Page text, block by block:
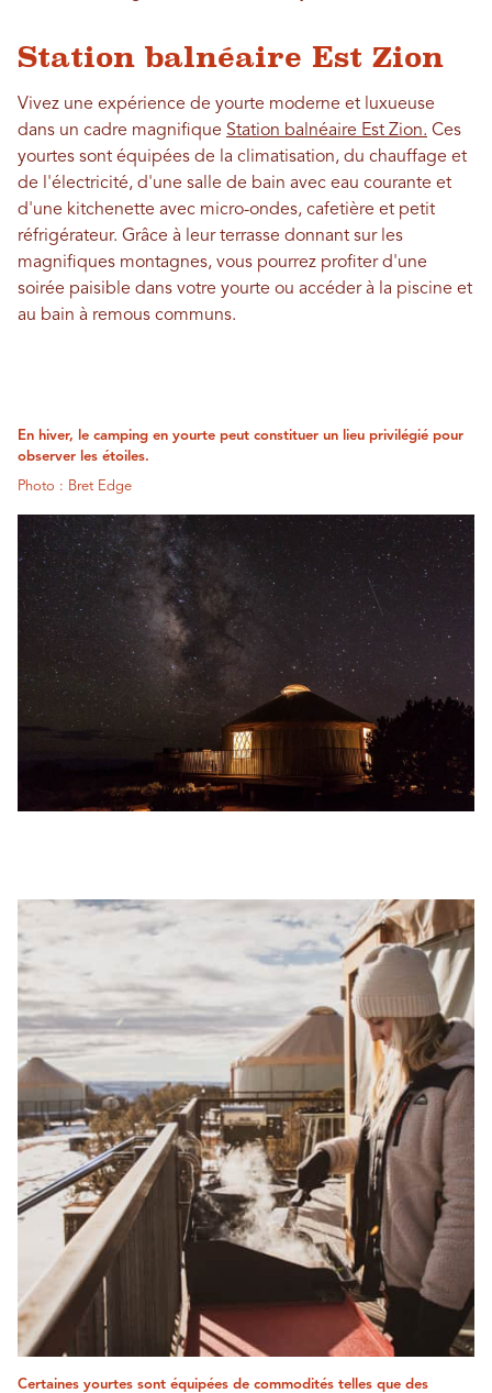
Station balnéaire Est Zion
Vivez une expérience de yourte moderne et luxueuse
dans un cadre magnifique Station balnéaire Est Zion. Ces
yourtes sont équipées de la climatisation, du chauffage et
de l'électricité, d'une salle de bain avec eau courante et
d'une kitchenette avec micro-ondes, cafetière et petit
réfrigérateur. Grâce à leur terrasse donnant sur les
magnifiques montagnes, vous pourrez profiter d'une
soirée paisible dans votre yourte ou accéder à la piscine et
au bain à remous communs.
En hiver, le camping en yourte peut constituer un lieu privilégié pour
observer les étoiles.
Photo : Bret Edge
Certaines yourtes sont équipées de commodités telles que des